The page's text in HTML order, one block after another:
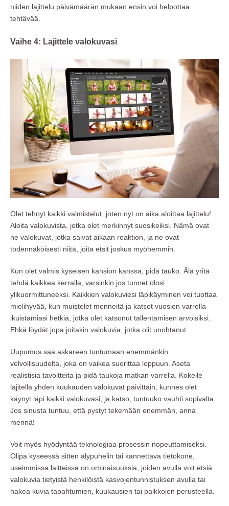
niiden lajittelu päivämäärän mukaan ensin voi helpottaa
tehtävää.
Vaihe 4: Lajittele valokuvasi
Olet tehnyt kaikki valmistelut, joten nyt on aika aloittaa lajittelu!
Aloita valokuvista, jotka olet merkinnyt suosikeiksi. Nämä ovat
ne valokuvat, jotka saivat aikaan reaktion, ja ne ovat
todennäköisesti niitä, joita etsit joskus myöhemmin.
Kun olet valmis kyseisen kansion kanssa, pidä tauko. Älä yritä
tehdä kaikkea kerralla, varsinkin jos tunnet olosi
ylikuormittuneeksi. Kaikkien valokuviesi läpikäyminen voi tuottaa
mielihyvää, kun muistelet menneitä ja katsot vuosien varrella
ikuistamiasi hetkiä, jotka olet katsonut tallentamisen arvoisiksi.
Ehkä löydät jopa joitakin valokuvia, jotka olit unohtanut.
Uupumus saa askareen tuntumaan enemmänkin
velvollisuudelta, joka on vaikea suorittaa loppuun. Aseta
realistisia tavoitteita ja pidä taukoja matkan varrella. Kokeile
lajitella yhden kuukauden valokuvat päivittäin, kunnes olet
käynyt läpi kaikki valokuvasi, ja katso, tuntuuko vauhti sopivalta.
Jos sinusta tuntuu, että pystyt tekemään enemmän, anna
mennä!
Voit myös hyödyntää teknologiaa prosessin nopeuttamiseksi.
Olipa kyseessä sitten älypuhelin tai kannettava tietokone,
useimmissa laitteissa on ominaisuuksia, joiden avulla voit etsiä
valokuvia tietyistä henkilöistä kasvojentunnistuksen avulla tai
hakea kuvia tapahtumien, kuukausien tai paikkojen perusteella.